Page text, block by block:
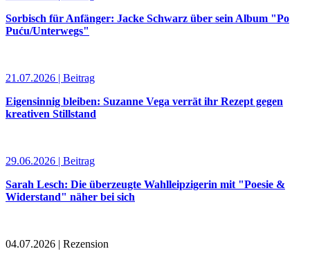
Sorbisch für Anfänger: Jacke Schwarz über sein Album "Po
Puću/Unterwegs"
21.07.2026 | Beitrag
Eigensinnig bleiben: Suzanne Vega verrät ihr Rezept gegen
kreativen Stillstand
29.06.2026 | Beitrag
Sarah Lesch: Die überzeugte Wahlleipzigerin mit "Poesie &
Widerstand" näher bei sich
04.07.2026 | Rezension